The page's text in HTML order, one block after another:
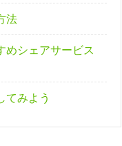
法
めシェアサービス
てみよう